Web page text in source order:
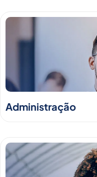
Administração